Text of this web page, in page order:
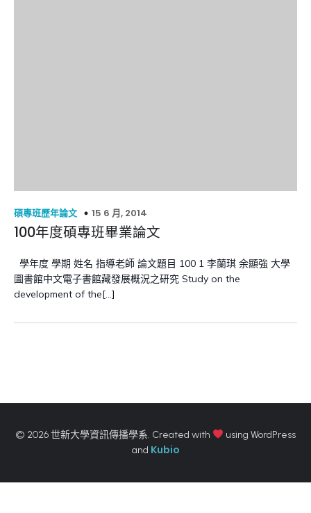
碩專班歷年論文 15 6 月, 2014
100年度碩專班畢業論文
學年度 學期 姓名 指導老師 論文題目 100 1 李蘭琪 余顯強 大學
圖書館中文電子書館藏發展概況之研究 Study on the
development of the[…]
© 2026 世新大學資訊傳播學系. Created with
using WordPress
and Kubio